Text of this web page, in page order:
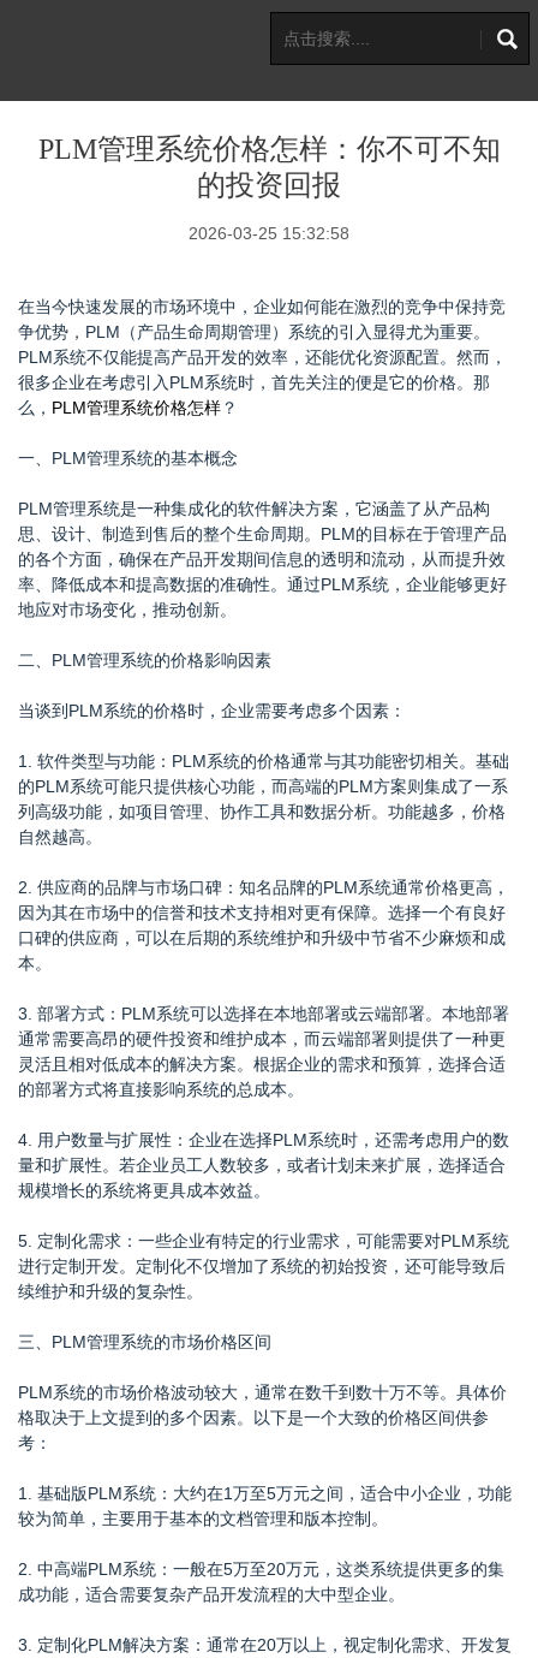
PLM管理系统价格怎样：你不可不知
的投资回报
2026-03-25 15:32:58
在当今快速发展的市场环境中，企业如何能在激烈的竞争中保持竞
争优势，PLM（产品生命周期管理）系统的引入显得尤为重要。
PLM系统不仅能提高产品开发的效率，还能优化资源配置。然而，
很多企业在考虑引入PLM系统时，首先关注的便是它的价格。那
么， PLM管理系统价格怎样 ？
一、PLM管理系统的基本概念
PLM管理系统是一种集成化的软件解决方案，它涵盖了从产品构
思、设计、制造到售后的整个生命周期。PLM的目标在于管理产品
的各个方面，确保在产品开发期间信息的透明和流动，从而提升效
率、降低成本和提高数据的准确性。通过PLM系统，企业能够更好
地应对市场变化，推动创新。
二、PLM管理系统的价格影响因素
当谈到PLM系统的价格时，企业需要考虑多个因素：
1. 软件类型与功能：PLM系统的价格通常与其功能密切相关。基础
的PLM系统可能只提供核心功能，而高端的PLM方案则集成了一系
列高级功能，如项目管理、协作工具和数据分析。功能越多，价格
自然越高。
2. 供应商的品牌与市场口碑：知名品牌的PLM系统通常价格更高，
因为其在市场中的信誉和技术支持相对更有保障。选择一个有良好
口碑的供应商，可以在后期的系统维护和升级中节省不少麻烦和成
本。
3. 部署方式：PLM系统可以选择在本地部署或云端部署。本地部署
通常需要高昂的硬件投资和维护成本，而云端部署则提供了一种更
灵活且相对低成本的解决方案。根据企业的需求和预算，选择合适
的部署方式将直接影响系统的总成本。
4. 用户数量与扩展性：企业在选择PLM系统时，还需考虑用户的数
量和扩展性。若企业员工人数较多，或者计划未来扩展，选择适合
规模增长的系统将更具成本效益。
5. 定制化需求：一些企业有特定的行业需求，可能需要对PLM系统
进行定制开发。定制化不仅增加了系统的初始投资，还可能导致后
续维护和升级的复杂性。
三、PLM管理系统的市场价格区间
PLM系统的市场价格波动较大，通常在数千到数十万不等。具体价
格取决于上文提到的多个因素。以下是一个大致的价格区间供参
考：
1. 基础版PLM系统：大约在1万至5万元之间，适合中小企业，功能
较为简单，主要用于基本的文档管理和版本控制。
2. 中高端PLM系统：一般在5万至20万元，这类系统提供更多的集
成功能，适合需要复杂产品开发流程的大中型企业。
3. 定制化PLM解决方案：通常在20万以上，视定制化需求、开发复